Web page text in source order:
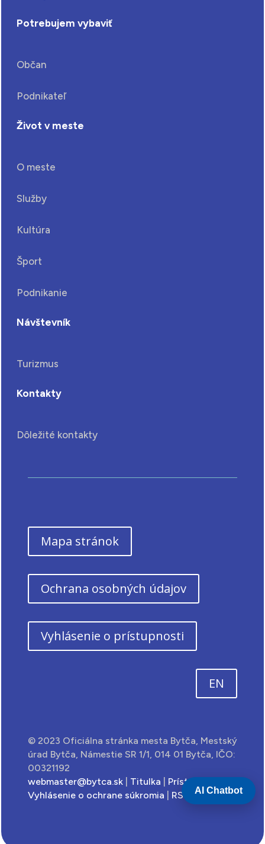
Potrebujem vybaviť
Občan
Podnikateľ
Život v meste
O meste
Služby
Kultúra
Šport
Podnikanie
Návštevník
Turizmus
Kontakty
Dôležité kontakty
Mapa stránok
Ochrana osobných údajov
Vyhlásenie o prístupnosti
EN
© 2023 Oficiálna stránka mesta Bytča, Mestský
úrad Bytča, Námestie SR 1/1, 014 01 Bytča, IČO:
00321192
webmaster@bytca.sk| Titulka Prístupnosť
Vyhlásenie o ochrane súkromia
RSS feedAI Chatbot